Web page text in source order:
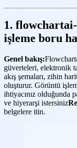
1. flowchartai-
işleme boru
Genel bakış:
güverteleri, elektronik
akış şemaları, zihin
oluşturur. Görüntü
ihtiyacınız olduğunda
ve hiyerarşi istersiniz
belgelere itin.